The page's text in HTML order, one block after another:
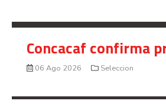
Concacaf confirma
06 Ago 2026 Seleccion